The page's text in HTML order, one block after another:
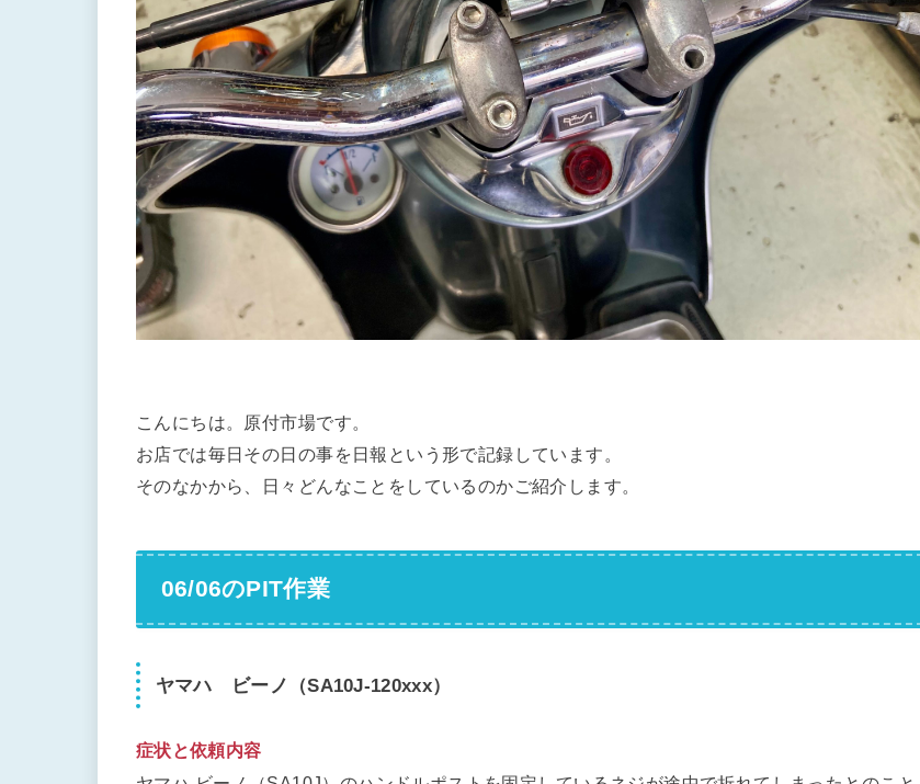
こんにちは。原付市場です。
お店では毎日その日の事を日報という形で記録しています。
そのなかから、日々どんなことをしているのかご紹介します。
06/06のPIT作業
ヤマハ ビーノ（SA10J-120xxx）
症状と依頼内容